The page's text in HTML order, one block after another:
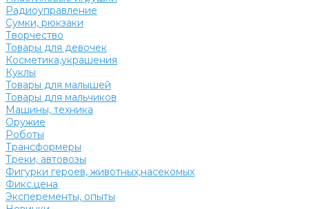
Радиоуправление
Сумки, рюкзаки
Творчество
Товары для девочек
Косметика,украшения
Куклы
Товары для малышей
Товары для мальчиков
Машины, техника
Оружие
Роботы
Трансформеры
Треки, автовозы
Фигурки героев, животных,насекомых
Фикс.цена
Эксперементы, опыты